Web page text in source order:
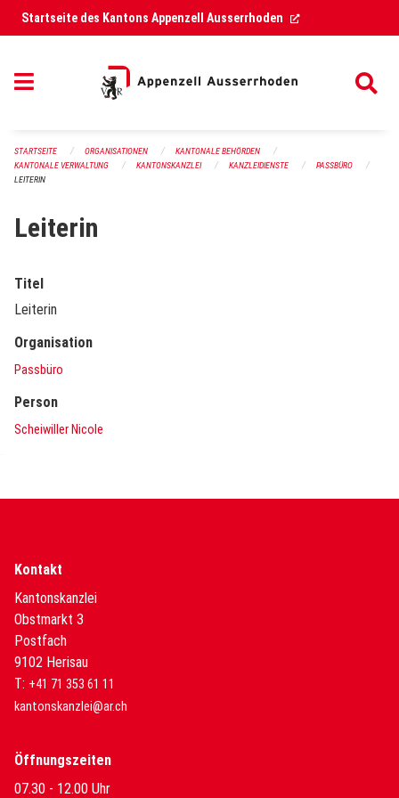
Navigation überspringen
Startseite des Kantons Appenzell Ausserrhoden (External Link)
STARTSEITE ORGANISATIONEN
KANTONALE BEHÖRDEN
KANTONALE VERWALTUNG
KANTONSKANZLEI KANZLEIDIENSTE
PASSBÜRO
LEITERIN
Leiterin
Titel
Leiterin
Organisation
Passbüro
Person
Scheiwiller Nicole
Kontakt
Kantonskanzlei
Obstmarkt 3
Postfach
9102 Herisau
T: +41 71 353 61 11
kantonskanzlei@ar.ch
Öffnungszeiten
07.30 - 12.00 Uhr